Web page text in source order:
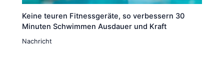
Keine teuren Fitnessgeräte, so verbessern 30
Minuten Schwimmen Ausdauer und Kraft
Nachricht